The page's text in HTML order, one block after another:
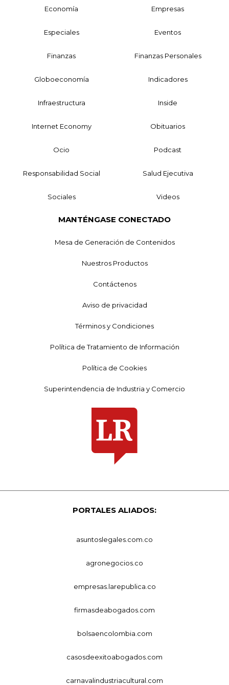
Economía Empresas
Especiales Eventos
Finanzas Finanzas Personales
Globoeconomía Indicadores
Infraestructura Inside
Internet Economy Obituarios
Ocio Podcast
Responsabilidad Social Salud Ejecutiva
Sociales Videos
MANTÉNGASE CONECTADO
Mesa de Generación de Contenidos
Nuestros Productos
Contáctenos
Aviso de privacidad
Términos y Condiciones
Política de Tratamiento de Información
Política de Cookies
Superintendencia de Industria y Comercio
PORTALES ALIADOS:
asuntoslegales.com.co
agronegocios.co
empresas.larepublica.co
firmasdeabogados.com
bolsaencolombia.com
casosdeexitoabogados.com
carnavalindustriacultural.com